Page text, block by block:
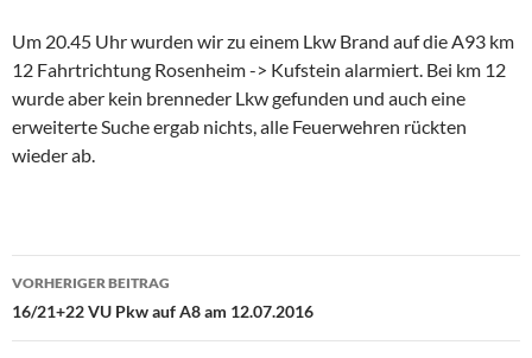
Um 20.45 Uhr wurden wir zu einem Lkw Brand auf die A93 km
12 Fahrtrichtung Rosenheim -> Kufstein alarmiert. Bei km 12
wurde aber kein brenneder Lkw gefunden und auch eine
erweiterte Suche ergab nichts, alle Feuerwehren rückten
wieder ab.
Beitragsnavigation
VORHERIGER BEITRAG
16/21+22 VU Pkw auf A8 am 12.07.2016